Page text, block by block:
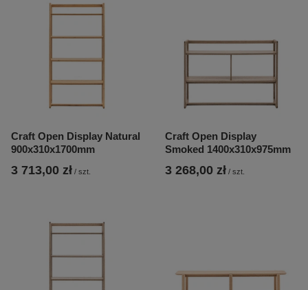
Craft Open Display Natural
900x310x1700mm
3 713,00 zł / szt.
Craft Open Display
Smoked 1400x310x975mm
3 268,00 zł / szt.